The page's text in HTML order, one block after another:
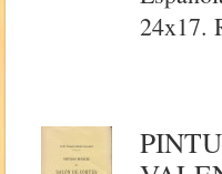
24x17.